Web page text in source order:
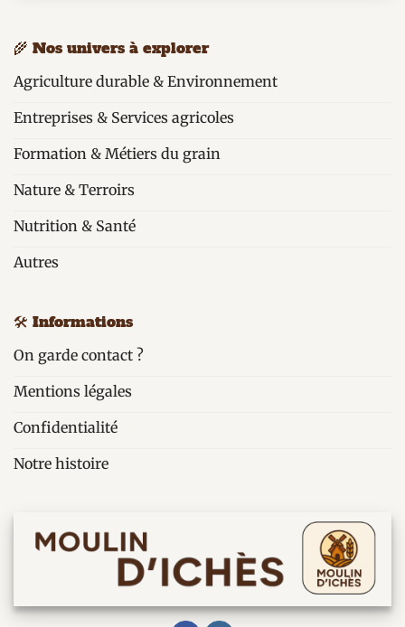
🌾 Nos univers à explorer
Agriculture durable & Environnement
Entreprises & Services agricoles
Formation & Métiers du grain
Nature & Terroirs
Nutrition & Santé
Autres
🛠️ Informations
On garde contact ?
Mentions légales
Confidentialité
Notre histoire